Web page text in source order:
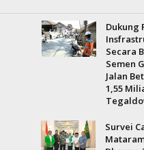
Dukung
Secara
Semen
Jalan
1,55
Survei